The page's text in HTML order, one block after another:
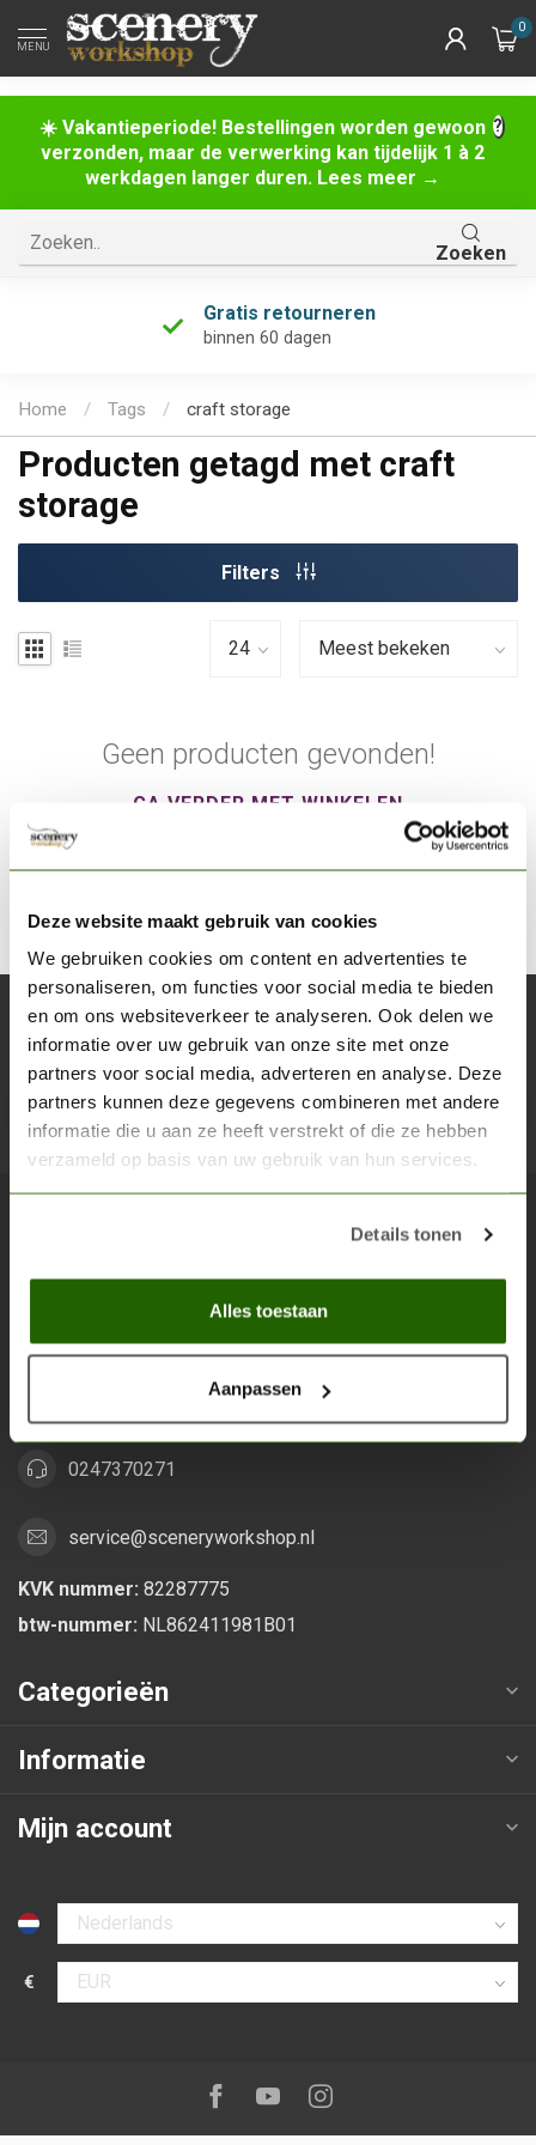
Deze website maakt gebruik van cookies
We gebruiken cookies om content en advertenties te
personaliseren, om functies voor social media te bieden
en om ons websiteverkeer te analyseren. Ook delen we
informatie over uw gebruik van onze site met onze
partners voor social media, adverteren en analyse. Deze
partners kunnen deze gegevens combineren met andere
informatie die u aan ze heeft verstrekt of die ze hebben
verzameld op basis van uw gebruik van hun services.
Details tonen
Alles toestaan
Aanpassen
☀️ Vakantieperiode! Bestellingen worden gewoon
verzonden, maar de verwerking kan tijdelijk 1 à 2
werkdagen langer duren. Lees meer →
MENU
0
Zoeken
Gratis retourneren
binnen 60 dagen
Home / Tags / craft storage
Producten getagd met craft
storage
Filters
Geen producten gevonden!
GA VERDER MET WINKELEN
Abonneer je op onze nieuwsbrief
Blijf op de hoogte over onze laatste acties
Alles voor je miniature wargaming en scenery
Grootstalselaan 46
0247370271
service@sceneryworkshop.nl
KVK nummer: 82287775
btw-nummer: NL862411981B01
Categorieën
Informatie
Mijn account
Selecteer taal
€
Selecteer valuta
Volg ons op:Facebook
YoutubeInstagram